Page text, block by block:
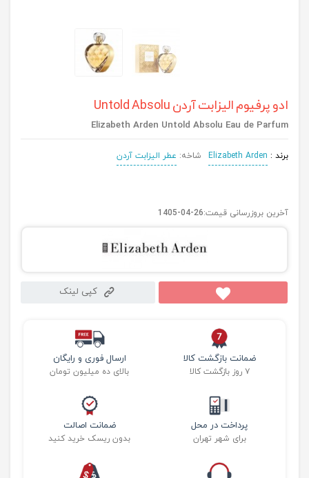
ادو پرفیوم الیزابت آردن Untold Absolu
Elizabeth Arden Untold Absolu Eau de Parfum
برند : Elizabeth Arden شاخه: عطر الیزابت آردن
آخرین بروزرسانی قیمت:1405-04-26
کپی لینک
ارسال فوری و رایگان
بالای ده میلیون تومان
ضمانت بازگشت کالا
۷ روز بازگشت کالا
ضمانت اصالت
بدون ریسک خرید کنید
پرداخت در محل
برای شهر تهران